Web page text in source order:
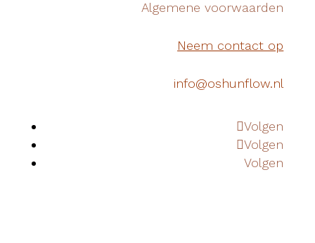
Algemene voorwaarden
Neem contact op
info@oshunflow.nl
Volgen
Volgen
Volgen